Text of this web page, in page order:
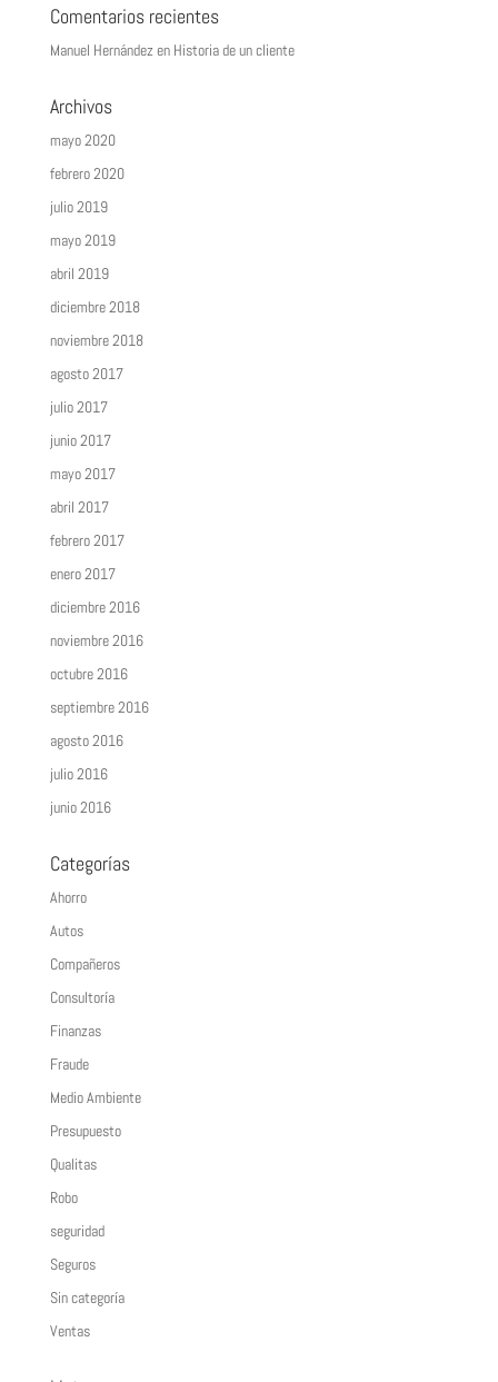
Comentarios recientes
Manuel Hernándezen Historia de un cliente
Archivos
mayo 2020
febrero 2020
julio 2019
mayo 2019
abril 2019
diciembre 2018
noviembre 2018
agosto 2017
julio 2017
junio 2017
mayo 2017
abril 2017
febrero 2017
enero 2017
diciembre 2016
noviembre 2016
octubre 2016
septiembre 2016
agosto 2016
julio 2016
junio 2016
Categorías
Ahorro
Autos
Compañeros
Consultoría
Finanzas
Fraude
Medio Ambiente
Presupuesto
Qualitas
Robo
seguridad
Seguros
Sin categoría
Ventas